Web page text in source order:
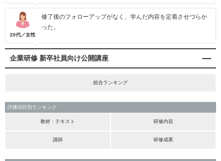
20代／女性
修了後のフォローアップがなく、学んだ内容を定着させづらか
った。
企業研修 新卒社員向け公開講座
総合ランキング
評価項目別ランキング
教材・テキスト 研修内容
講師 研修成果